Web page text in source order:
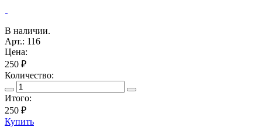
В наличии.
Арт.: 116
Цена:
250 ₽
Количество:
Итого:
250 ₽
Купить